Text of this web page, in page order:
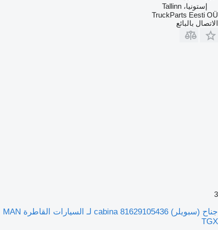
إستونيا، Tallinn
TruckParts Eesti OÜ
الاتصال بالبائع
3
جناح (سبويلر) cabina 81629105436 لـ السيارات القاطرة MAN
TGX